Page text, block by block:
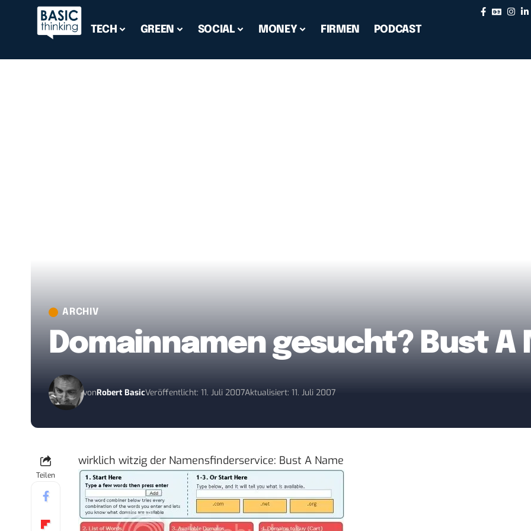
TECH GREEN SOCIAL MONEY FIRMEN PODCAST
ARCHIV
Domainnamen gesucht? Bust A
vonRobert BasicVeröffentlicht: 11. Juli 2007Aktualisiert: 11. Juli 2007
Teilen
wirklich witzig der Namensfinderservice: Bust A Name